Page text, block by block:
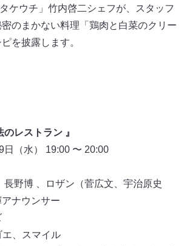
ケウチ」竹内啓二シェフが、スタッフ
のまかない料理「鶏肉と白菜のクリー
を披露します。
のレストラン 』
日（水） 19:00 〜 20:00
長野博 、ロザン（菅広文、宇治原史
アナウンサー
、スマイル